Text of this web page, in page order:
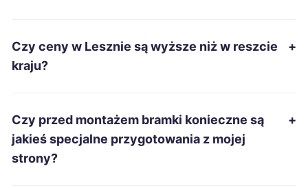
Ciechanów
Stalowa Wola
Czy ceny w Lesznie są wyższe niż w reszcie
kraju?
+
Czy przed montażem bramki konieczne są
jakieś specjalne przygotowania z mojej
strony?
+